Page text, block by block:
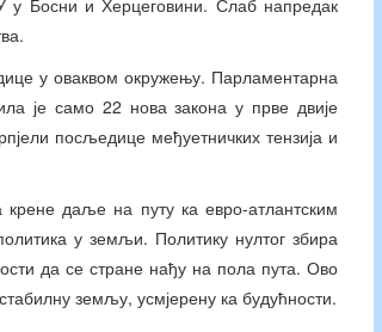
у Босни и Херцеговини. Слаб напредак
у оваквом окружењу. Парламентарна
је само 22 нова закона у прве двије
посљедице међуетничких тензија и
даље на путу ка евро-атлантским
у земљи. Политику нултог збира
да се стране нађу на пола пута. Ово
земљу, усмјерену ка будућности.